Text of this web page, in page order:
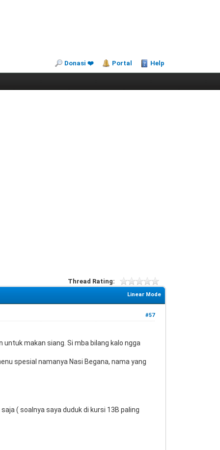
Donasi ❤️ Portal Help
Thread Rating:
Linear Mode
#57
makan siang. Si mba bilang kalo ngga
spesial namanya Nasi Begana, nama yang
( soalnya saya duduk di kursi 13B paling